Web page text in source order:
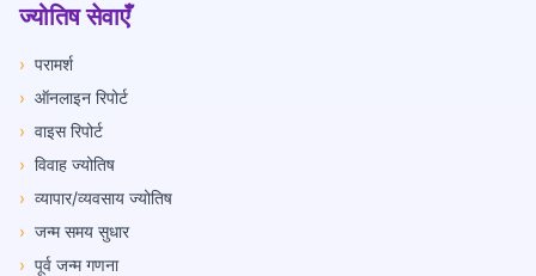
ज्योतिष सेवाएँ
› परामर्श
› ऑनलाइन रिपोर्ट
› वाइस रिपोर्ट
› विवाह ज्योतिष
› व्यापार/व्यवसाय ज्योतिष
› जन्म समय सुधार
› पूर्व जन्म गणना